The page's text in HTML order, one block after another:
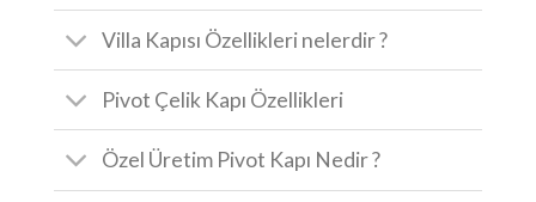
Villa Kapısı Özellikleri nelerdir ?
Pivot Çelik Kapı Özellikleri
Özel Üretim Pivot Kapı Nedir ?